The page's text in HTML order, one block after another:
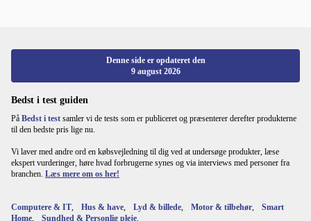
Bedst i test guiden
På Bedst i test samler vi de tests som er publiceret og præsenterer derefter produkterne
til den bedste pris lige nu.
Vi laver med andre ord en købsvejledning til dig ved at undersøge produkter, læse
ekspert vurderinger, høre hvad forbrugerne synes og via interviews med personer fra
branchen. Læs mere om os her!
Computere & IT Hus & have Lyd & billede Motor & tilbehør
Smart
Home
Sundhed & Personlig pleje
Denne side er opdateret den
9 august 2026